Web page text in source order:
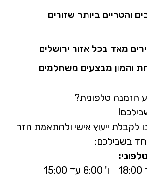
והטריים ביותר שזורים
מאד בכל אזור ירושלים
והמון מבצעים משתלמים
הזמנה טלפונית?
לקבלת ייעוץ אישי ולהתאמת הזר
בשבילכם: